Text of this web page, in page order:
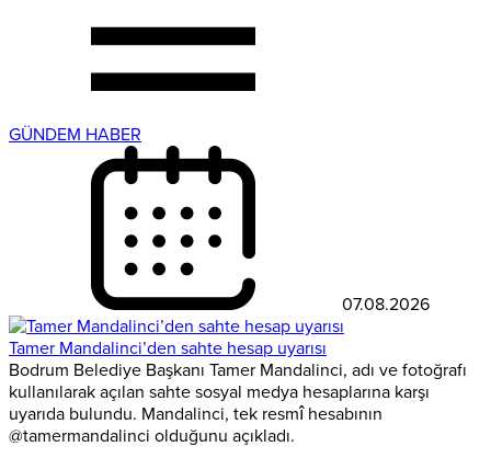
GÜNDEM HABER
07.08.2026
Tamer Mandalinci’den sahte hesap uyarısı
Bodrum Belediye Başkanı Tamer Mandalinci, adı ve fotoğrafı
kullanılarak açılan sahte sosyal medya hesaplarına karşı
uyarıda bulundu. Mandalinci, tek resmî hesabının
@tamermandalinci olduğunu açıkladı.